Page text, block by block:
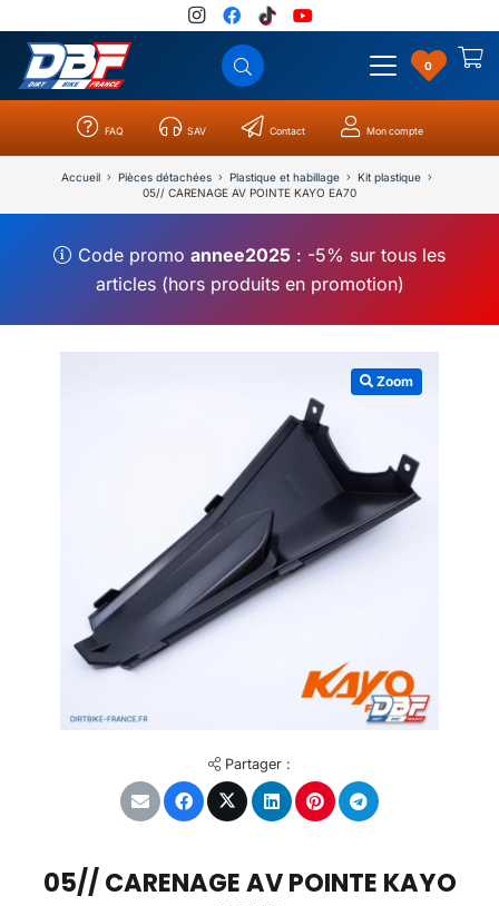
0
FAQ SAV Contact Mon compte
Accueil Pièces détachées Plastique et habillage
Kit plastique
05// CARENAGE AV POINTE KAYO EA70
Code promoannee2025 : -5% sur tous les
articles (hors produits en promotion)
Zoom
Partager :
05// CARENAGE AV POINTE KAYO
Catégories Résultats